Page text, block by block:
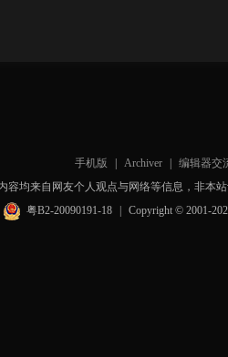
手机版 Archiver 编辑器交
容均来自网友个人观点与网络等信息，非本
粤B2-20090191-18
Copyright © 2001-